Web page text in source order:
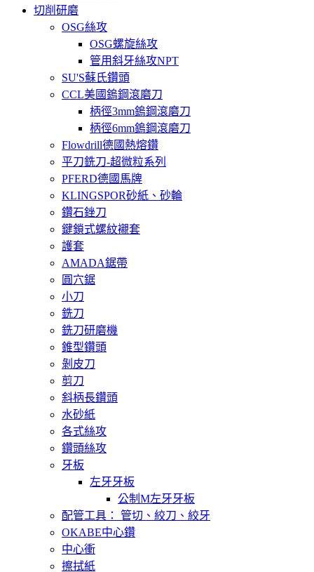
切削研磨
OSG絲攻
OSG螺旋絲攻
管用斜牙絲攻NPT
SU'S蘇氏鑽頭
CCL美國鎢鋼滾磨刀
柄徑3mm鎢鋼滾磨刀
柄徑6mm鎢鋼滾磨刀
Flowdrill德國熱熔鑽
平刀銑刀-超微粒系列
PFERD德國馬牌
KLINGSPOR砂紙、砂輪
鑽石銼刀
鍵鎖式螺紋襯套
護套
AMADA鋸帶
圓穴鋸
小刀
銑刀
銑刀研磨機
錐型鑽頭
剝皮刀
剪刀
斜柄長鑽頭
水砂紙
各式絲攻
鑽頭絲攻
牙板
左牙牙板
公制M左牙牙板
配管工具： 管切、絞刀、絞牙
OKABE中心鑽
中心衝
擦拭紙